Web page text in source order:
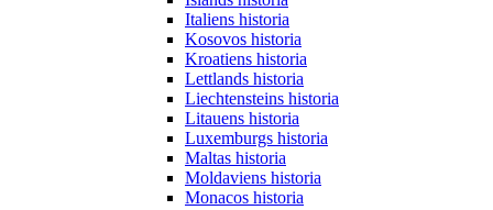
Italiens historia
Kosovos historia
Kroatiens historia
Lettlands historia
Liechtensteins historia
Litauens historia
Luxemburgs historia
Maltas historia
Moldaviens historia
Monacos historia